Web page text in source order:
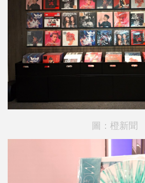
圖：橙新聞